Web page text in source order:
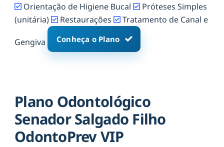
Orientação de Higiene Bucal
Próteses Simples
(unitária)
Restaurações Tratamento de Canal e
Gengiva Conheça o Plano
Plano Odontológico
Senador Salgado Filho
OdontoPrev VIP